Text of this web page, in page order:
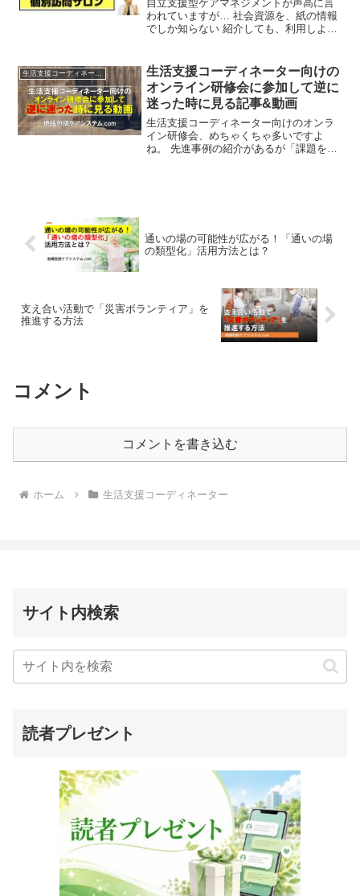
自立支援型ケアマネジメントが声高に言
われていますが… 社会資源を、紙の情報
でしか知らない 紹介しても、利用しよう
ントを行う人が、情報の提供だけで、本
人が自立できる社会...
生活支援コーディネーター向けの
オンライン研修会に参加して逆に
迷った時に見る記事&動画
生活支援コーディネーター向けのオンラ
イン研修会、めちゃくちゃ多いですよ
ね。 先進事例の紹介があるが「課題を見
通いの場の可能性が広がる！「通いの場
の類型化」活用方法とは？
支え合い活動で「災害ボランティア」を
推進する方法
コメント
コメントを書き込む
ホーム 生活支援コーディネーター
サイト内検索
読者プレゼント